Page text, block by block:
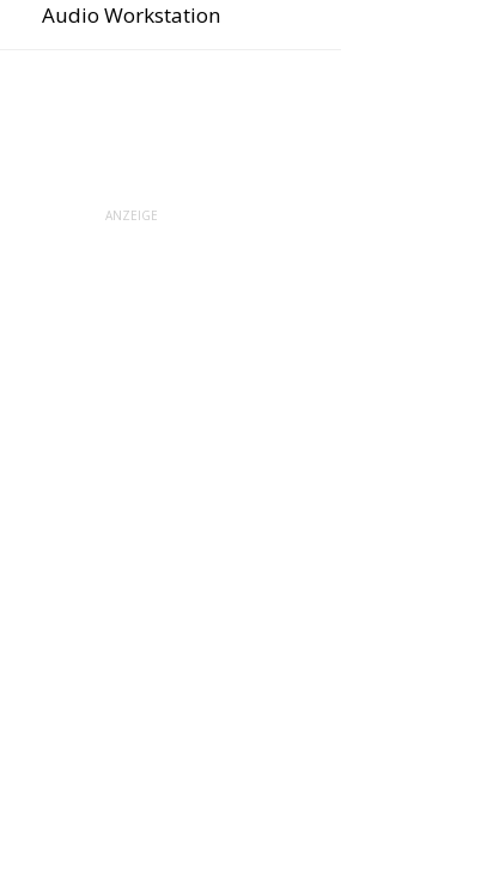
Audio Workstation
ANZEIGE